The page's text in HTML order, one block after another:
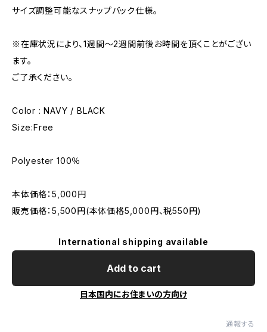
サイズ調整可能なスナップバック仕様。
※在庫状況により、1週間〜2週間前後お時間を頂くことがござい
ます。
ご了承ください。
Color : NAVY / BLACK
Size:Free
Polyester 100％
本体価格：5,000円
販売価格：5,500円(本体価格5,000円、税550円)
International shipping available
Add to cart
日本国内にお住まいの方向け
通報する